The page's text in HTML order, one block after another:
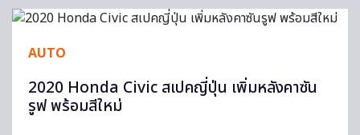
AUTO
2020 Honda Civic สเปคญี่ปุ่น เพิ่มหลังคาซัน
รูฟ พร้อมสีใหม่